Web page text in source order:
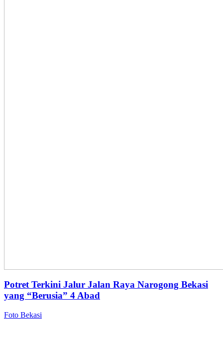
Potret Terkini Jalur Jalan Raya Narogong Bekasi
yang “Berusia” 4 Abad
Foto Bekasi